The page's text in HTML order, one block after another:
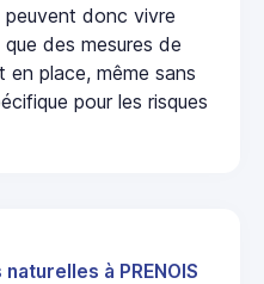
donc vivre
des mesures de
en place, même sans
pour les risques
à PRENOIS